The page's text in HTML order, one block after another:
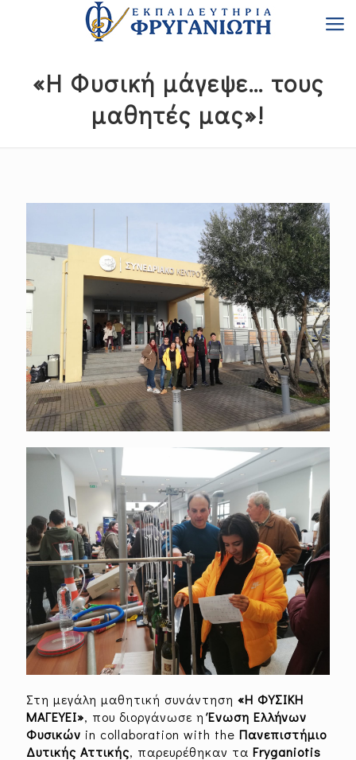
«Η Φυσική μάγεψε… τους
μαθητές μας»!
Στη μεγάλη μαθητική συνάντηση «Η ΦΥΣΙΚΗ
ΜΑΓΕΥΕΙ», που διοργάνωσε ηΈνωση Ελλήνων
Φυσικών in collaboration with the Πανεπιστήμιο
Δυτικής Αττικής, παρευρέθηκαν τα Fryganiotis